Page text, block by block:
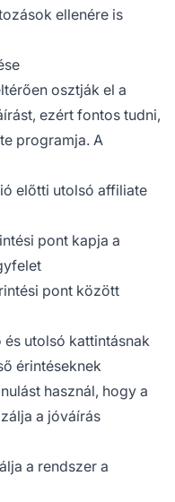
ellenére is
osztják el a
ezért fontos tudni,
programja. A
előtti utolsó affiliate
pont kapja a
pont között
és utolsó kattintásnak
érintéseknek
használ, hogy a
a jóváírás
a rendszer a